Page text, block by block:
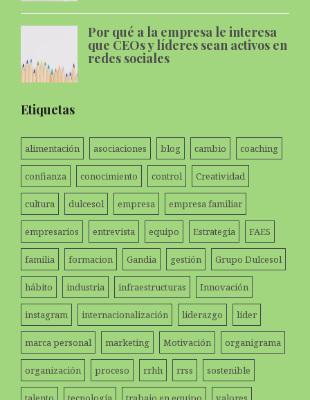
Por qué a la empresa le interesa
que CEOs y líderes sean activos en
redes sociales
Etiquetas
alimentación asociaciones blog cambio coaching
confianza conocimiento control Creatividad
cultura dulcesol empresa empresa familiar
empresarios entrevista equipo Estrategia FAES
familia formacion Gandia gestión Grupo Dulcesol
hábito industria infraestructuras Innovación
instagram internacionalización liderazgo líder
marca personal marketing Motivación organigrama
organización proceso rrhh rrss sostenible